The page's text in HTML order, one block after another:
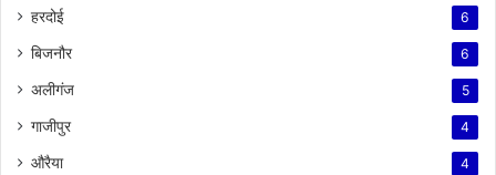
हरदोई 6
बिजनौर 6
अलीगंज 5
गाजीपुर 4
औरैया 4